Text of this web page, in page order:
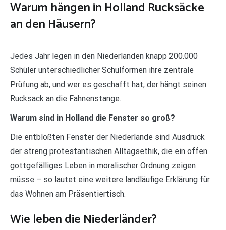
Warum hängen in Holland Rucksäcke
an den Häusern?
Jedes Jahr legen in den Niederlanden knapp 200.000
Schüler unterschiedlicher Schulformen ihre zentrale
Prüfung ab, und wer es geschafft hat, der hängt seinen
Rucksack an die Fahnenstange.
Warum sind in Holland die Fenster so groß?
Die entblößten Fenster der Niederlande sind Ausdruck
der streng protestantischen Alltagsethik, die ein offen
gottgefälliges Leben in moralischer Ordnung zeigen
müsse – so lautet eine weitere landläufige Erklärung für
das Wohnen am Präsentiertisch.
Wie leben die Niederländer?